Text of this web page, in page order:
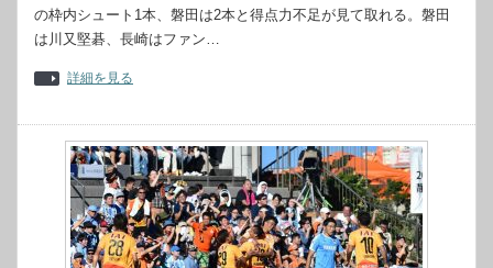
の枠内シュート1本、磐田は2本と得点力不足が見て取れる。磐田
は川又堅碁、長崎はファン…
詳細を見る